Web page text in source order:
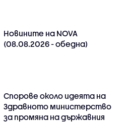
Новините на NOVA
(08.08.2026 - обедна)
Спорове около идеята на
Здравното министерство
за промяна на държавния